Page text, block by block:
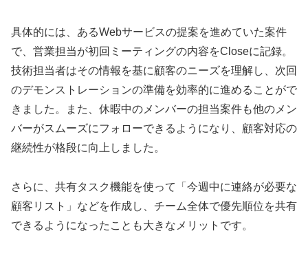
具体的には、あるWebサービスの提案を進めていた案件
で、営業担当が初回ミーティングの内容をCloseに記録。
技術担当者はその情報を基に顧客のニーズを理解し、次回
のデモンストレーションの準備を効率的に進めることがで
きました。また、休暇中のメンバーの担当案件も他のメン
バーがスムーズにフォローできるようになり、顧客対応の
継続性が格段に向上しました。
さらに、共有タスク機能を使って「今週中に連絡が必要な
顧客リスト」などを作成し、チーム全体で優先順位を共有
できるようになったことも大きなメリットです。